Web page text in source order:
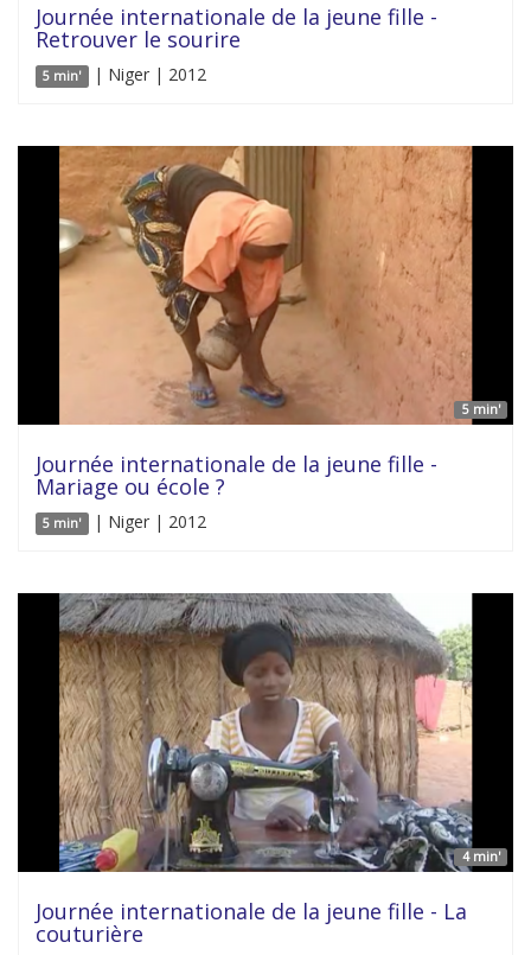
Journée internationale de la jeune fille -
Retrouver le sourire
5 min' | Niger | 2012
5 min'
Journée internationale de la jeune fille -
Mariage ou école ?
5 min' | Niger | 2012
4 min'
Journée internationale de la jeune fille - La
couturière